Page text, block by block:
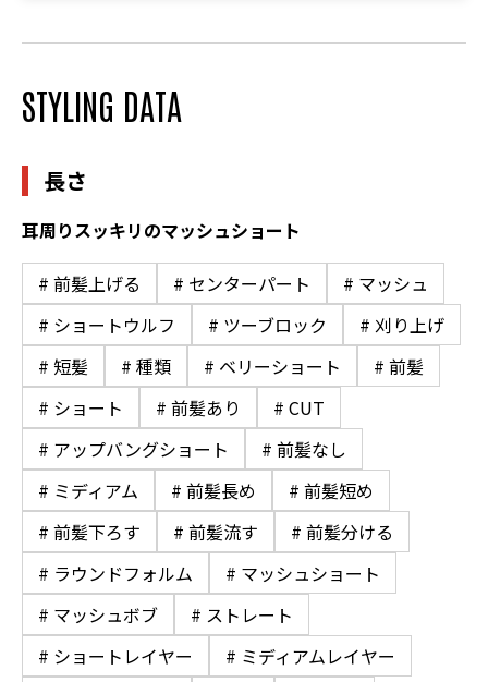
STYLING DATA
長さ
耳周りスッキリのマッシュショート
# 前髪上げる # センターパート
# マッシュ
# ショートウルフ
# ツーブロック
# 刈り上げ
# 短髪
# 種類 # ベリーショート
# 前髪
# ショート
# 前髪あり
# CUT
# アップバングショート
# 前髪なし
# ミディアム
# 前髪長め
# 前髪短め
# 前髪下ろす
# 前髪流す
# 前髪分ける
# ラウンドフォルム
# マッシュショート
# マッシュボブ
# ストレート
# ショートレイヤー
# ミディアムレイヤー